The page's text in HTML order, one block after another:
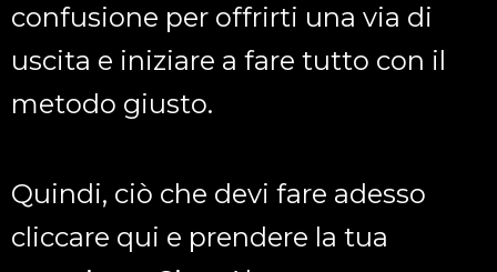
confusione per offrirti una via di
uscita e iniziare a fare tutto con il
metodo giusto.
Quindi, ciò che devi fare adesso
cliccare qui e prendere la tua